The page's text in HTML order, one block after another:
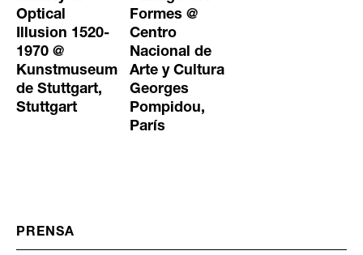
Optical
Illusion 1520-
1970 @
Kunstmuseum
de Stuttgart,
Stuttgart
Formes @
Centro
Nacional de
Arte y Cultura
Georges
Pompidou,
París
PRENSA